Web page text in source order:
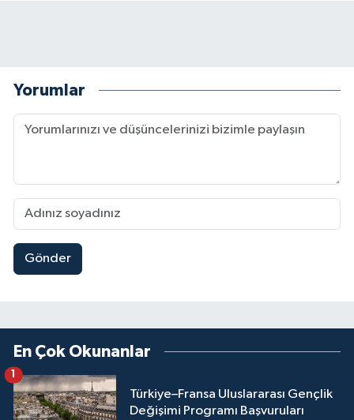
Yorumlar
Gönder
En Çok Okunanlar
Türkiye–Fransa Uluslararası Gençlik
Değişimi Programı Başvuruları
1